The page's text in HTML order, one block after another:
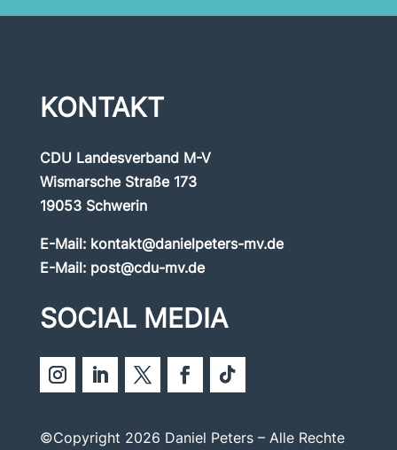
KONTAKT
CDU Landesverband M-V
Wismarsche Straße 173
19053 Schwerin
E-Mail: kontakt@danielpeters-mv.de
E-Mail: post@cdu-mv.de
SOCIAL MEDIA
©Copyright 2026 Daniel Peters – Alle Rechte